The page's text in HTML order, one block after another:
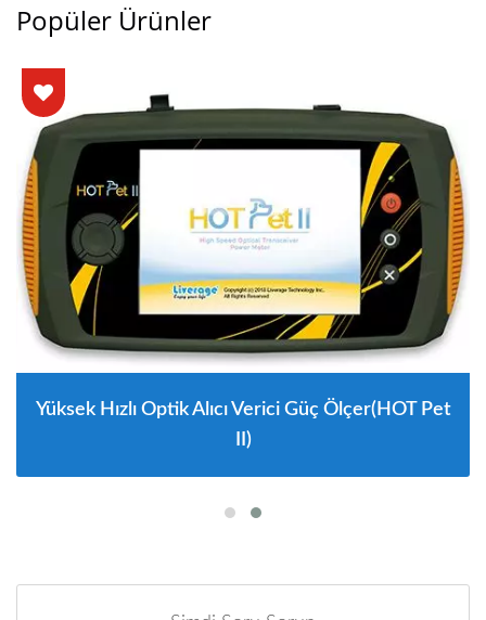
Popüler Ürünler
Yüksek Hızlı Optik Alıcı Verici Güç Ölçer(HOT Pet
II)